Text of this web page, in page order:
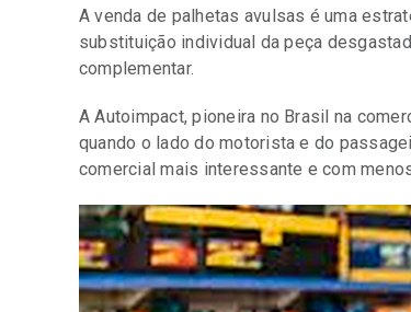
A venda de palhetas avulsas é uma
substituição individual da peça
complementar.
A Autoimpact, pioneira no Brasil na
quando o lado do motorista e do
comercial mais interessante e com